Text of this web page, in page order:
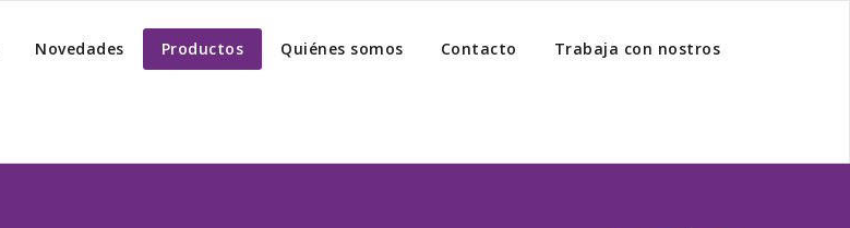
Novedades Productos Quiénes somos Contacto Trabaja con nostros